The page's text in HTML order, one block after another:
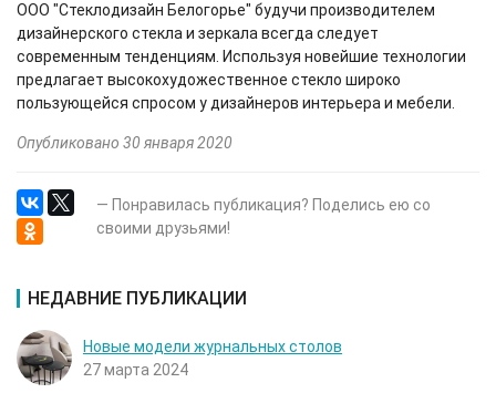
ООО "Стеклодизайн Белогорье" будучи производителем
дизайнерского стекла и зеркала всегда следует
современным тенденциям. Используя новейшие технологии
предлагает высокохудожественное стекло широко
пользующейся спросом у дизайнеров интерьера и мебели.
Опубликовано 30 января 2020
— Понравилась публикация? Поделись ею со
своими друзьями!
НЕДАВНИЕ ПУБЛИКАЦИИ
Новые модели журнальных столов
27 марта 2024